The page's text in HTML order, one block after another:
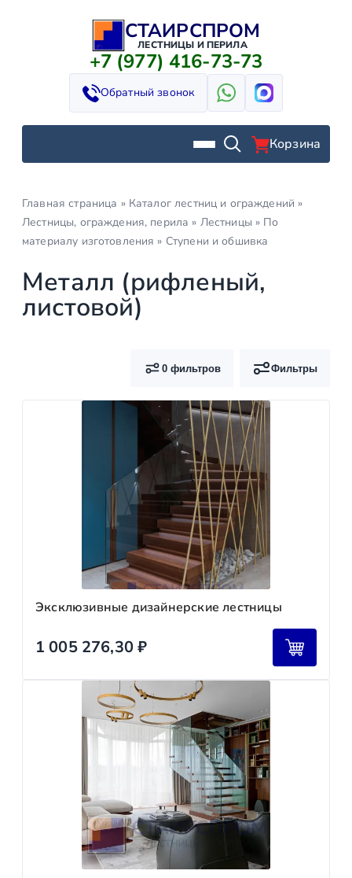
СТАИРСПРОМ
ЛЕСТНИЦЫ И ПЕРИЛА
+7 (977) 416-73-73
Обратный звонок
Корзина
Главная страница » Каталог лестниц и ограждений »
Лестницы, ограждения, перила » Лестницы » По
материалу изготовления » Ступени и обшивка
Металл (рифленый,
листовой)
0 фильтров Фильтры
Эксклюзивные дизайнерские лестницы
1 005 276,30₽